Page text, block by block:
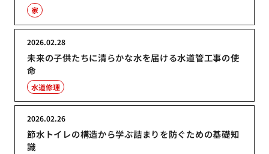
家
未来の子供たちに清らかな水を届ける水道管工事の使
命
2026.02.28
水道修理
節水トイレの構造から学ぶ詰まりを防ぐための基礎知
識
2026.02.26